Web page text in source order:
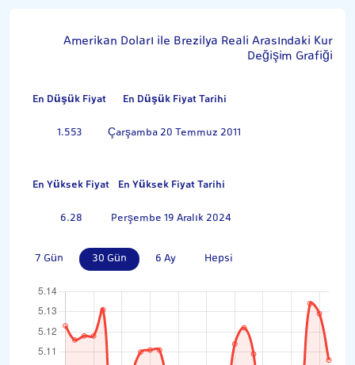
Amerikan Doları ile Brezilya Reali Arasındaki Kur
Değişim Grafiği
En Düşük Fiyat
En Düşük Fiyat Tarihi
1.553
Çarşamba 20 Temmuz 2011
En Yüksek Fiyat En Yüksek Fiyat Tarihi
6.28
Perşembe 19 Aralık 2024
7 Gün 30 Gün 6 Ay Hepsi